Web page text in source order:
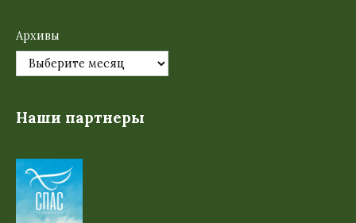
Архивы
Наши партнеры